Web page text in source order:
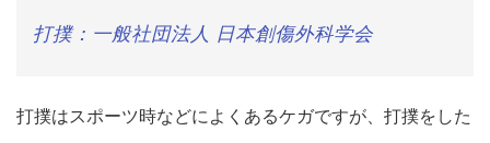
打撲：一般社団法人 日本創傷外科学会
打撲はスポーツ時などによくあるケガですが、打撲をした